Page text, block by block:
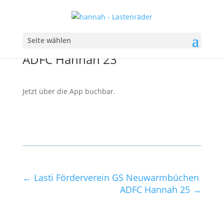
Seite wählen
ADFC Hannah 23
Jetzt über die App buchbar.
← Lasti Förderverein GS Neuwarmbüchen
ADFC Hannah 25 →